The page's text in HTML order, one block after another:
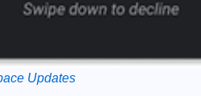
Updates